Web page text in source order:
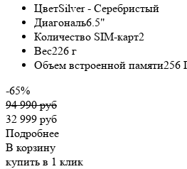
ЦветSilver - Серебристый
Диагональ6.5"
Количество SIM-карт2
Вес226 г
Объем встроенной памяти256
-65%
94 990 руб
32 999 руб
Подробнее
В корзину
купить в 1 клик